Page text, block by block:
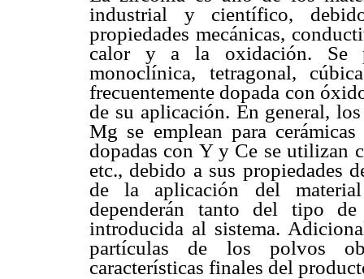
industrial y científico,
propiedades mecánicas,
calor y a la oxidación. Se
monoclínica, tetragonal,
frecuentemente dopada con
de su aplicación. En general,
Mg se emplean para
dopadas con Y y Ce se utilizan
etc., debido a sus propiedades
de la aplicación del
dependerán tanto del tipo
introducida al sistema.
partículas de los polvos
características finales del